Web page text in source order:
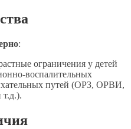
:
ограничения у детей
воспалительных
путей (ОРЗ, ОРВИ,
т.д.).